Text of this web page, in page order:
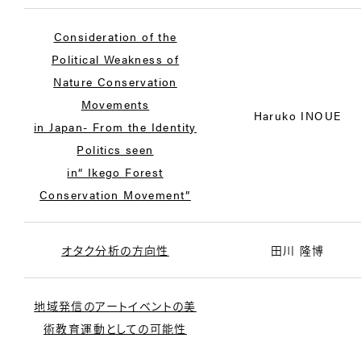
Consideration of the
Political Weakness of
Nature Conservation
Movements
in Japan- From the Identity
Politics seen
in“ Ikego Forest
Conservation Movement”
Haruko INOUE
オタク分析の方向性 田川 隆博
地域発信のアートイベントの美
術教育運動としての可能性